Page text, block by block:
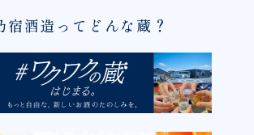
宿酒造ってどんな蔵？